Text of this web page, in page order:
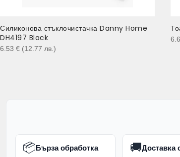
Силиконова стъклочистачка Danny Home
DH4197 Black
6.53 € (12.77 лв. )
📦Бърза обработка 🚚Доставка